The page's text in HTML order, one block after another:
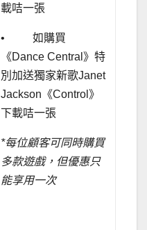
載咭一張
• 如購買
《Dance Central》特
別加送獨家新歌Janet
Jackson《Control》
下載咭一張
*每位顧客可同時購買
多款遊戲，但優惠只
能享用一次